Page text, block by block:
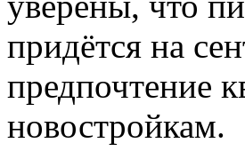
придётся на
предпочтение
новостройкам.